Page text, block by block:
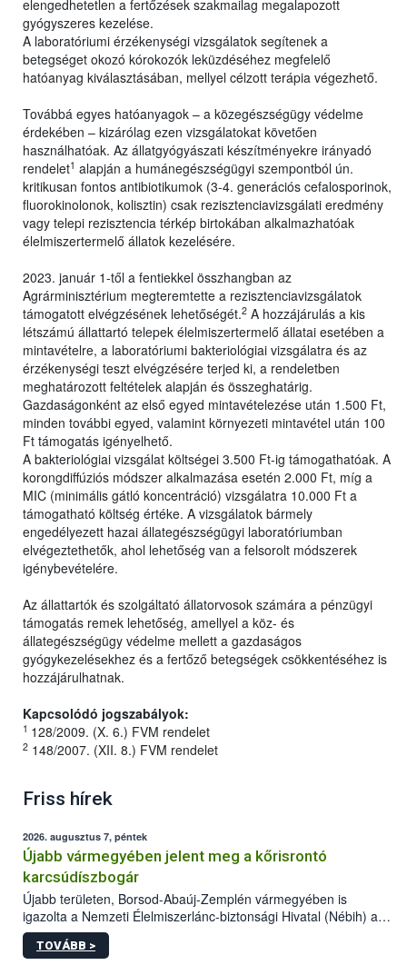
elengedhetetlen a fertőzések szakmailag megalapozott
gyógyszeres kezelése.
A laboratóriumi érzékenységi vizsgálatok segítenek a
betegséget okozó kórokozók leküzdéséhez megfelelő
hatóanyag kiválasztásában, mellyel célzott terápia végezhető.
Továbbá egyes hatóanyagok – a közegészségügy védelme
érdekében – kizárólag ezen vizsgálatokat követően
használhatóak. Az állatgyógyászati készítményekre irányadó
rendelet1 alapján a humánegészségügyi szempontból ún.
kritikusan fontos antibiotikumok (3-4. generációs cefalosporinok,
fluorokinolonok, kolisztin) csak rezisztenciavizsgálati eredmény
vagy telepi rezisztencia térkép birtokában alkalmazhatóak
élelmiszertermelő állatok kezelésére.
2023. január 1-től a fentiekkel összhangban az
Agrárminisztérium megteremtette a rezisztenciavizsgálatok
támogatott elvégzésének lehetőségét.2 A hozzájárulás a kis
létszámú állattartó telepek élelmiszertermelő állatai esetében a
mintavételre, a laboratóriumi bakteriológiai vizsgálatra és az
érzékenységi teszt elvégzésére terjed ki, a rendeletben
meghatározott feltételek alapján és összeghatárig.
Gazdaságonként az első egyed mintavételezése után 1.500 Ft,
minden további egyed, valamint környezeti mintavétel után 100
Ft támogatás igényelhető.
A bakteriológiai vizsgálat költségei 3.500 Ft-ig támogathatóak. A
korongdiffúziós módszer alkalmazása esetén 2.000 Ft, míg a
MIC (minimális gátló koncentráció) vizsgálatra 10.000 Ft a
támogatható költség értéke. A vizsgálatok bármely
engedélyezett hazai állategészségügyi laboratóriumban
elvégeztethetők, ahol lehetőség van a felsorolt módszerek
igénybevételére.
Az állattartók és szolgáltató állatorvosok számára a pénzügyi
támogatás remek lehetőség, amellyel a köz- és
állategészségügy védelme mellett a gazdaságos
gyógykezelésekhez és a fertőző betegségek csökkentéséhez is
hozzájárulhatnak.
Kapcsolódó jogszabályok:
1 128/2009. (X. 6.) FVM rendelet
2 148/2007. (XII. 8.) FVM rendelet
Friss hírek
2026. augusztus 7, péntek
Újabb vármegyében jelent meg a kőrisrontó
karcsúdíszbogár
Újabb területen, Borsod-Abaúj-Zemplén vármegyében is
igazolta a Nemzeti Élelmiszerlánc-biztonsági Hivatal (Nébih) a
kőrisrontó karcsúdíszbogár (Agrilus planipennis) jelenlétét. A
kártevőt nem csak színcsapdában találták meg, de már fertőzött
TOVÁBB >